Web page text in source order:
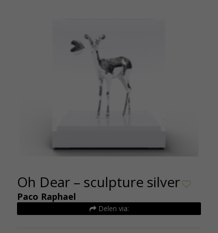
Oh Dear – sculpture silver
Paco Raphael
Delen via: